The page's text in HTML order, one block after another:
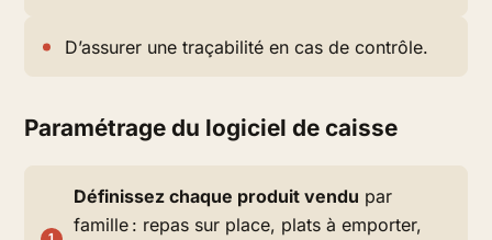
D’assurer une traçabilité en cas de contrôle.
Paramétrage du logiciel de caisse
Définissez chaque produit vendu par
famille : repas sur place, plats à emporter,